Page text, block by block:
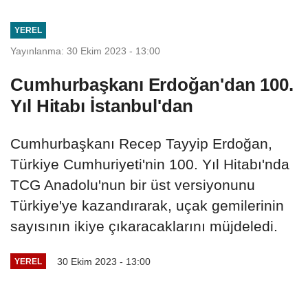
YEREL
Yayınlanma: 30 Ekim 2023 - 13:00
Cumhurbaşkanı Erdoğan'dan 100.
Yıl Hitabı İstanbul'dan
Cumhurbaşkanı Recep Tayyip Erdoğan,
Türkiye Cumhuriyeti'nin 100. Yıl Hitabı'nda
TCG Anadolu'nun bir üst versiyonunu
Türkiye'ye kazandırarak, uçak gemilerinin
sayısının ikiye çıkaracaklarını müjdeledi.
YEREL 30 Ekim 2023 - 13:00